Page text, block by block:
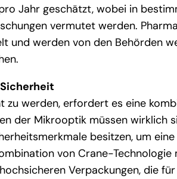
Jahr geschätzt, wobei in
vermutet werden.
und werden von den Behörden
zu werden, erfordert es eine
der Mikrooptik müssen wirklich
besitzen, um
von Crane-Technologie
Verpackungen, die